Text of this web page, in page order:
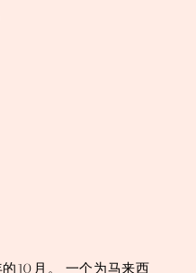
10月。 一个为马来西